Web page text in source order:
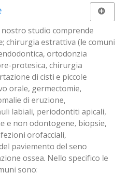
studio comprende
chirurgia estrattiva (le comuni
ortodonzia
protesica, chirurgia
di cisti e piccole
orale, germectomie,
di eruzione,
labiali, periodontiti apicali,
e non odontogene, biopsie,
orofacciali,
paviemento del seno
ossea. Nello specifico le
sono: